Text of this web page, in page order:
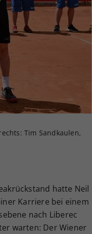
Tim Sandkaulen,
hatte Neil
Karriere bei einem
nach Liberec
warten: Der Wiener
Einstellungen, falls der
dies eingestellt hat.